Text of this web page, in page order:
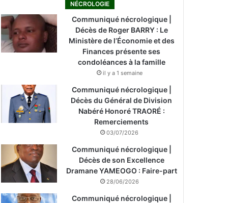
NÉCROLOGIE
Communiqué nécrologique |
Décès de Roger BARRY : Le
Ministère de l’Économie et des
Finances présente ses
condoléances à la famille
il y a 1 semaine
Communiqué nécrologique |
Décès du Général de Division
Nabéré Honoré TRAORÉ :
Remerciements
03/07/2026
Communiqué nécrologique |
Décès de son Excellence
Dramane YAMEOGO : Faire-part
28/06/2026
Communiqué nécrologique |